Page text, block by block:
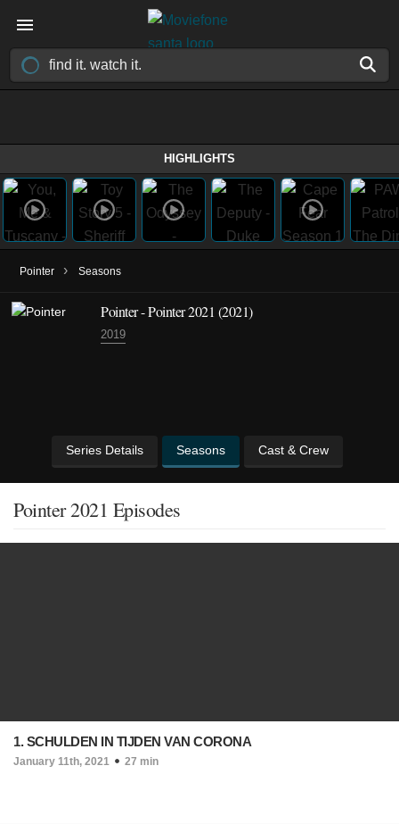
HIGHLIGHTS
Pointer › Seasons
Pointer - Pointer 2021 (2021)
2019
Series Details Seasons Cast & Crew
Pointer 2021 Episodes
1. SCHULDEN IN TIJDEN VAN CORONA
January 11th, 2021 27 min